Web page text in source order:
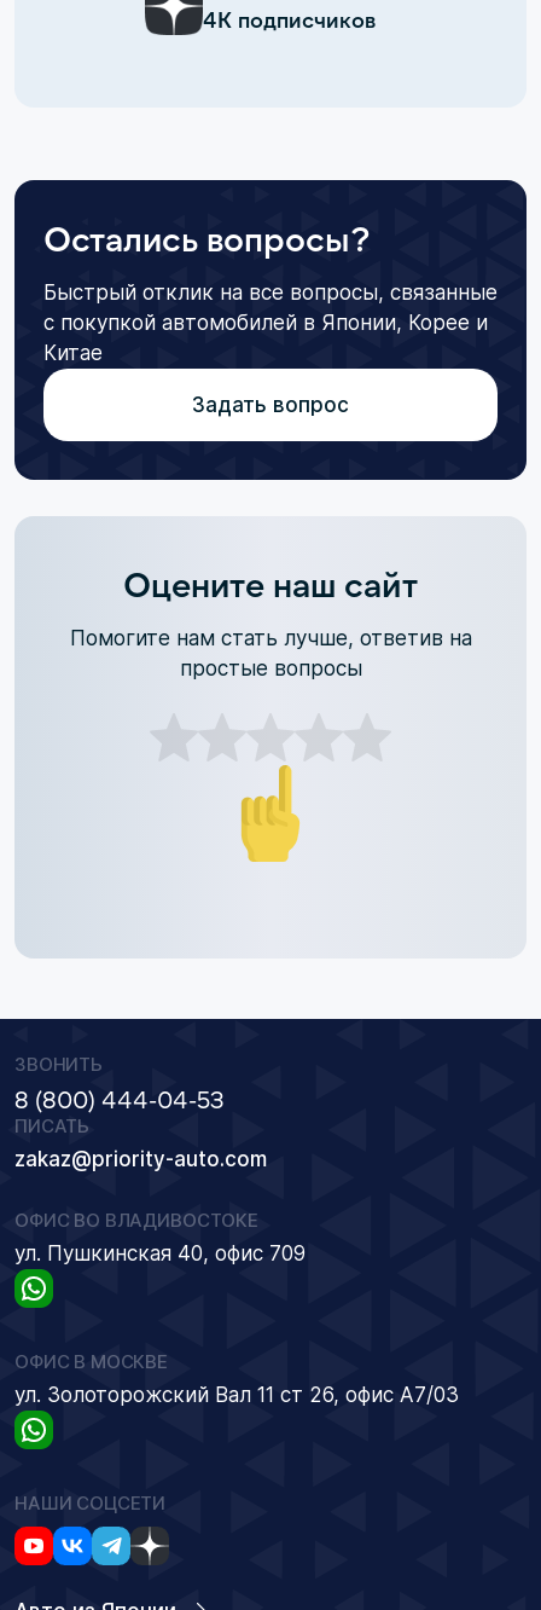
4К подписчиков
Остались вопросы?
Быстрый отклик на все вопросы, связанные
с покупкой автомобилей в Японии, Корее и
Китае
Задать вопрос
Оцените наш сайт
Помогите нам стать лучше, ответив на
простые вопросы
ЗВОНИТЬ
8 (800) 444-04-53
ПИСАТЬ
zakaz@priority-auto.com
ОФИС ВО ВЛАДИВОСТОКЕ
ул. Пушкинская 40, офис 709
ОФИС В МОСКВЕ
ул. Золоторожский Вал 11 ст 26, офис А7/03
НАШИ СОЦСЕТИ